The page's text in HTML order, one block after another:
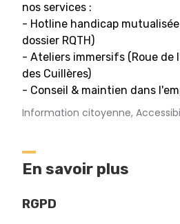
nos services :
- Hotline handicap
dossier RQTH)
- Ateliers immersifs (Roue de
des Cuillères)
- Conseil & maintien dans
Information citoyenne,
En savoir plus
RGPD